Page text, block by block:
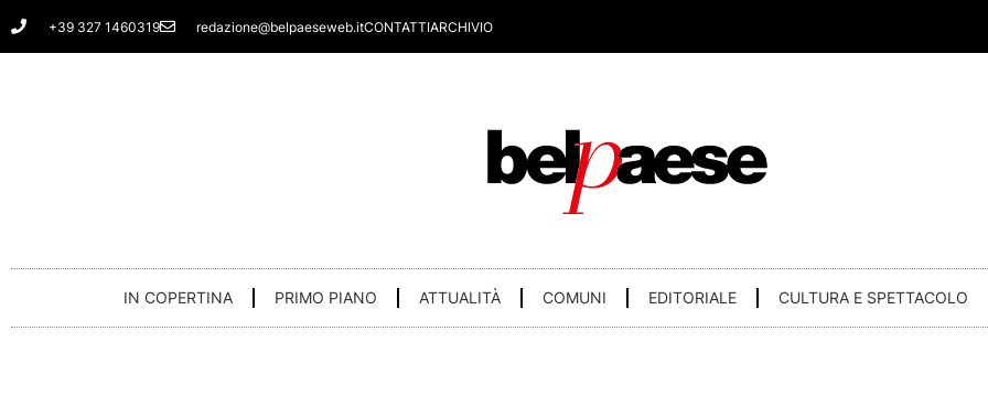
Vai
al
+39 327 1460319 redazione@belpaeseweb.itCONTATTIARCHIVIO
IN COPERTINA PRIMO PIANO ATTUALITÀ COMUNI EDITORIALE CULTURA E SPETTACOLO